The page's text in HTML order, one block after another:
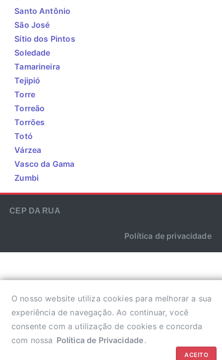
Santo Antônio
São José
Sítio dos Pintos
Soledade
Tamarineira
Tejipió
Torre
Torreão
Torrões
Totó
Várzea
Vasco da Gama
Zumbi
CEP DA RUA
Política de privacidade
O nosso website utiliza cookies para melhorar a sua
experiência de navegação. Ao continuar, você
consente com a utilização de cookies e concorda
com nossa Política de Privacidade.
ACEITO